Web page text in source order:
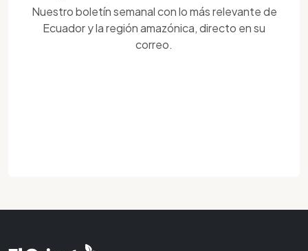
Nuestro boletín semanal con lo más relevante de
Ecuador y la región amazónica, directo en su
correo.